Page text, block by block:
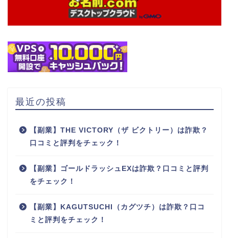
最近の投稿
【副業】THE VICTORY（ザ ビクトリー）は詐欺？
口コミと評判をチェック！
【副業】ゴールドラッシュEXは詐欺？口コミと評判
をチェック！
【副業】KAGUTSUCHI（カグツチ）は詐欺？口コ
ミと評判をチェック！